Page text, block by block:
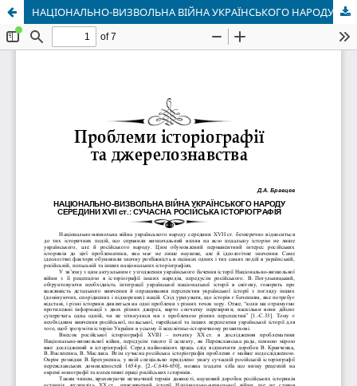
НАЦІОНАЛЬНО-ВИЗВОЛЬНА ВІЙНА УКРАЇНСЬКОГО НАРОДУ СЕРЕДИНИ ХVII ст.: СУЧАСНА РОСІЙСЬКА ІСТОРІОГРАФІЯ